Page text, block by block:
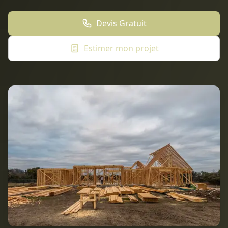
Devis Gratuit
Estimer mon projet